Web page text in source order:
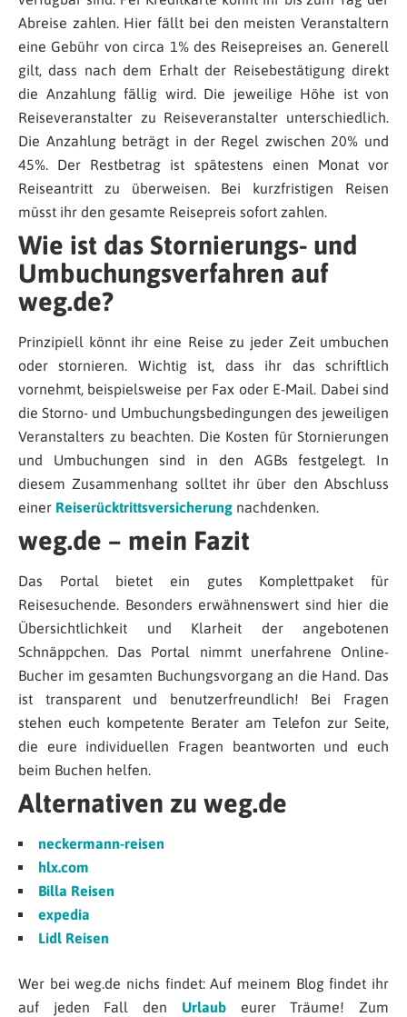
Abreise zahlen. Hier fällt bei den meisten Veranstaltern
eine Gebühr von circa 1% des Reisepreises an. Generell
gilt, dass nach dem Erhalt der Reisebestätigung direkt
die Anzahlung fällig wird. Die jeweilige Höhe ist von
Reiseveranstalter zu Reiseveranstalter unterschiedlich.
Die Anzahlung beträgt in der Regel zwischen 20% und
45%. Der Restbetrag ist spätestens einen Monat vor
Reiseantritt zu überweisen. Bei kurzfristigen Reisen
müsst ihr den gesamte Reisepreis sofort zahlen.
Wie ist das Stornierungs- und
Umbuchungsverfahren auf
weg.de?
Prinzipiell könnt ihr eine Reise zu jeder Zeit umbuchen
oder stornieren. Wichtig ist, dass ihr das schriftlich
vornehmt, beispielsweise per Fax oder E-Mail. Dabei sind
die Storno- und Umbuchungsbedingungen des jeweiligen
Veranstalters zu beachten. Die Kosten für Stornierungen
und Umbuchungen sind in den AGBs festgelegt. In
diesem Zusammenhang solltet ihr über den Abschluss
einer Reiserücktrittsversicherung nachdenken.
weg.de – mein Fazit
Das Portal bietet ein gutes Komplettpaket für
Reisesuchende. Besonders erwähnenswert sind hier die
Übersichtlichkeit und Klarheit der angebotenen
Schnäppchen. Das Portal nimmt unerfahrene Online-
Bucher im gesamten Buchungsvorgang an die Hand. Das
ist transparent und benutzerfreundlich! Bei Fragen
stehen euch kompetente Berater am Telefon zur Seite,
die eure individuellen Fragen beantworten und euch
beim Buchen helfen.
Alternativen zu weg.de
neckermann-reisen
hlx.com
Billa Reisen
expedia
Lidl Reisen
Wer bei weg.de nichs findet: Auf meinem Blog findet ihr
auf jeden Fall den Urlaubeurer Träume! Zum